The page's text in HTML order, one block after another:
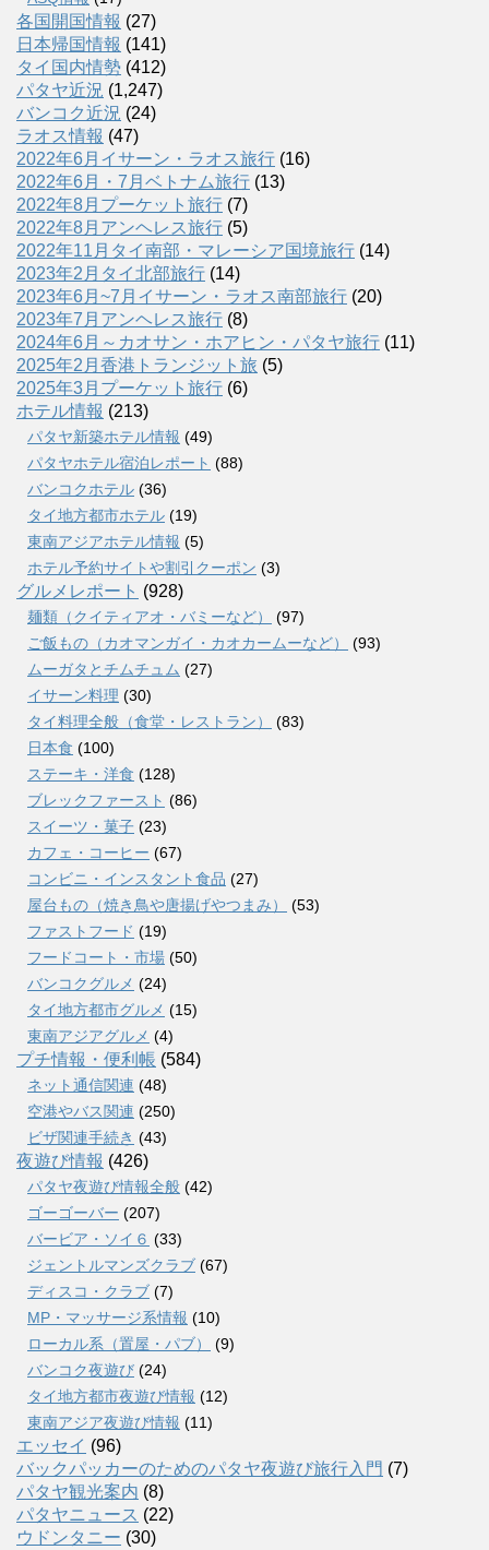
各国開国情報 (27)
日本帰国情報 (141)
タイ国内情勢 (412)
パタヤ近況 (1,247)
バンコク近況 (24)
ラオス情報 (47)
2022年6月イサーン・ラオス旅行 (16)
2022年6月・7月ベトナム旅行 (13)
2022年8月プーケット旅行 (7)
2022年8月アンヘレス旅行 (5)
2022年11月タイ南部・マレーシア国境旅行 (14)
2023年2月タイ北部旅行 (14)
2023年6月~7月イサーン・ラオス南部旅行 (20)
2023年7月アンヘレス旅行 (8)
2024年6月～カオサン・ホアヒン・パタヤ旅行 (11)
2025年2月香港トランジット旅 (5)
2025年3月プーケット旅行 (6)
ホテル情報 (213)
パタヤ新築ホテル情報 (49)
パタヤホテル宿泊レポート (88)
バンコクホテル (36)
タイ地方都市ホテル (19)
東南アジアホテル情報 (5)
ホテル予約サイトや割引クーポン (3)
グルメレポート (928)
麺類（クイティアオ・バミーなど）
(97)
ご飯もの（カオマンガイ・カオカームーなど）
(93)
ムーガタとチムチュム (27)
イサーン料理 (30)
タイ料理全般（食堂・レストラン）
(83)
日本食 (100)
ステーキ・洋食 (128)
ブレックファースト (86)
スイーツ・菓子 (23)
カフェ・コーヒー (67)
コンビニ・インスタント食品 (27)
屋台もの（焼き鳥や唐揚げやつまみ）
(53)
ファストフード (19)
フードコート・市場 (50)
バンコクグルメ (24)
タイ地方都市グルメ (15)
東南アジアグルメ (4)
プチ情報・便利帳 (584)
ネット通信関連 (48)
空港やバス関連 (250)
ビザ関連手続き (43)
夜遊び情報 (426)
パタヤ夜遊び情報全般 (42)
ゴーゴーバー (207)
バービア・ソイ６ (33)
ジェントルマンズクラブ (67)
ディスコ・クラブ (7)
MP・マッサージ系情報 (10)
ローカル系（置屋・パブ）
(9)
バンコク夜遊び (24)
タイ地方都市夜遊び情報 (12)
東南アジア夜遊び情報 (11)
エッセイ (96)
バックパッカーのためのパタヤ夜遊び旅行入門 (7)
パタヤ観光案内 (8)
パタヤニュース (22)
ウドンタニー (30)